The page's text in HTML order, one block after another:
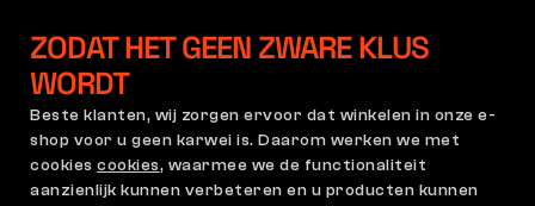
Sweatshirts
Registratie voor B2B
Algemene Voorwaarden
Klachtenregeling en
Garantiebeleid
ZODAT HET GEEN ZWARE KLUS
WORDT
Beste klanten, wij zorgen ervoor dat winkelen in onze e-
shop voor u geen karwei is. Daarom werken we met
cookies cookies, waarmee we de functionaliteit
aanzienlijk kunnen verbeteren en u producten kunnen